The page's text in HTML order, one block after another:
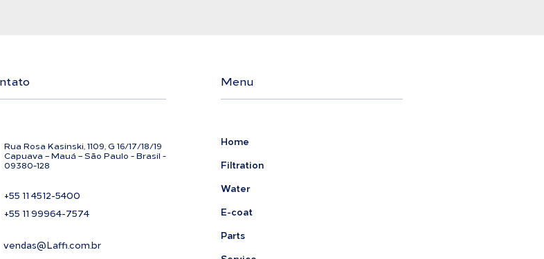
Rua Rosa Kasinski, 1109, G 16/17/18/19
Capuava – Mauá – São Paulo - Brasil -
09380-128
+55 11 4512-5400
+55 11 99964-7574
vendas@Laffi.com.br
Menu
Home
Filtration
Water
E-coat
Parts